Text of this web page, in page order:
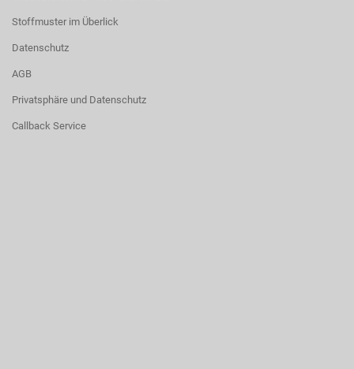
Stoffmuster im Überlick
Datenschutz
AGB
Privatsphäre und Datenschutz
Callback Service